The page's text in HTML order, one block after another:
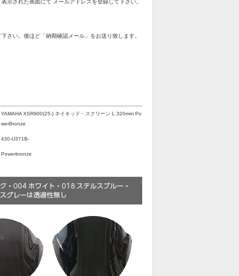
示された画面にて メールアドレスを登録して下さい。
さい。後ほど「納期確認メール」をお送り致します。
YAMAHA XSR900(25-) ネイキッド・スクリーン L.320mm Po
werBronze
430-U371B-
Powerbronze